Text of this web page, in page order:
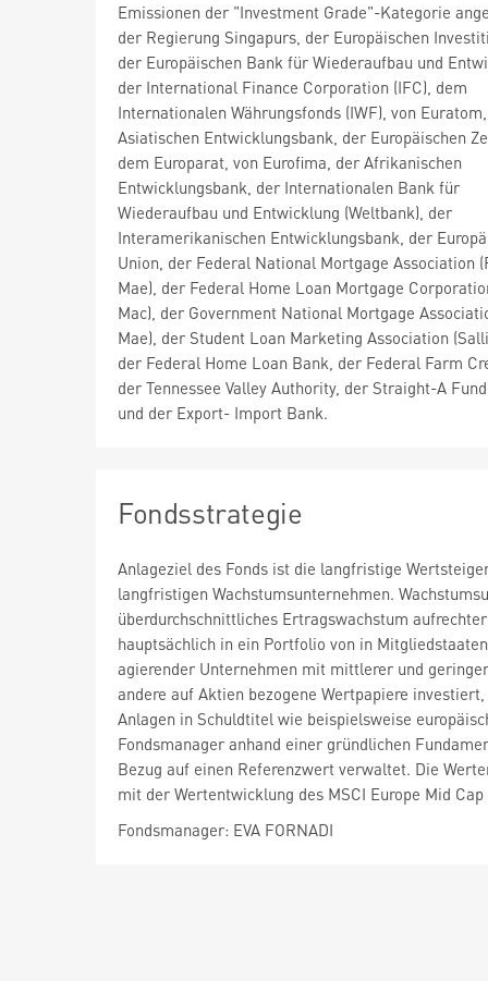
Emissionen der "Investment Grade"-Kategorie
der Regierung Singapurs, der Europäischen
der Europäischen Bank für Wiederaufbau und
der International Finance Corporation (IFC), dem
Internationalen Währungsfonds (IWF), von
Asiatischen Entwicklungsbank, der Europäischen
dem Europarat, von Eurofima, der Afrikanischen
Entwicklungsbank, der Internationalen Bank für
Wiederaufbau und Entwicklung (Weltbank), der
Interamerikanischen Entwicklungsbank, der
Union, der Federal National Mortgage Association
Mae), der Federal Home Loan Mortgage
Mac), der Government National Mortgage
Mae), der Student Loan Marketing Association
der Federal Home Loan Bank, der Federal Farm
der Tennessee Valley Authority, der Straight-A
und der Export- Import Bank.
Fondsstrategie
Anlageziel des Fonds ist die langfristige
langfristigen Wachstumsunternehmen.
überdurchschnittliches Ertragswachstum
hauptsächlich in ein Portfolio von in
agierender Unternehmen mit mittlerer und
andere auf Aktien bezogene Wertpapiere
Anlagen in Schuldtitel wie beispielsweise
Fondsmanager anhand einer gründlichen
Bezug auf einen Referenzwert verwaltet. Die
mit der Wertentwicklung des MSCI Europe Mid
Fondsmanager: EVA FORNADI